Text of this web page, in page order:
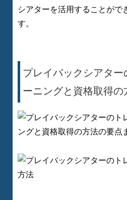
シアターを活用することがで
す。
プレイバックシアター
ーニングと資格取得の